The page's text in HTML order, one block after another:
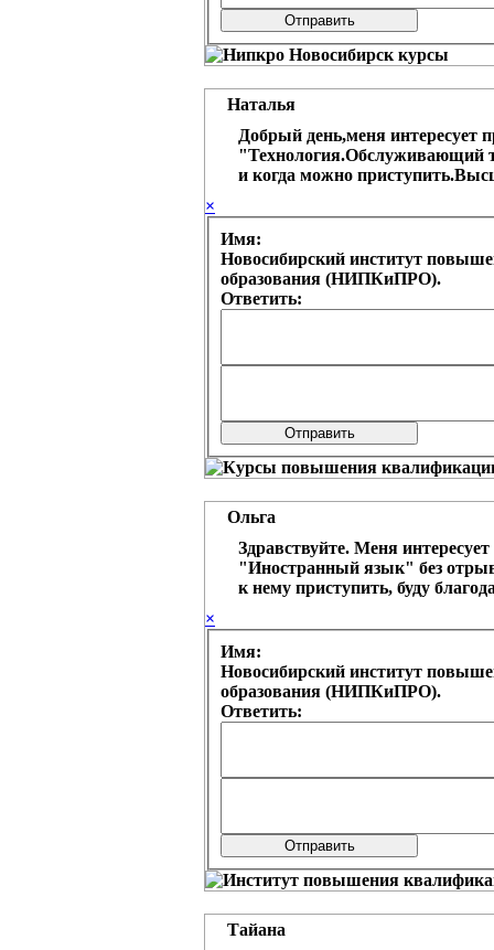
Наталья
Добрый день,меня интересует
"Технология.Обслуживающий
и когда можно
×
Имя:
Новосибирский институт
образования (НИПКиПРО).
Ответить:
Ольга
Здравствуйте. Меня
"Иностранный язык" без
к нему приступить, буду
×
Имя:
Новосибирский институт
образования (НИПКиПРО).
Ответить:
Тайана